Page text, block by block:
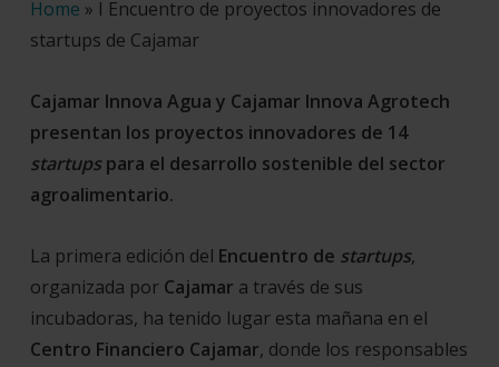
Home » I Encuentro de proyectos innovadores de
startups de Cajamar
Cajamar Innova Agua y Cajamar Innova Agrotech
presentan los proyectos innovadores de 14
startupspara el desarrollo sostenible del sector
agroalimentario.
La primera edición del Encuentro de startups,
organizada por Cajamar a través de sus
incubadoras, ha tenido lugar esta mañana en el
Centro Financiero Cajamar, donde los responsables